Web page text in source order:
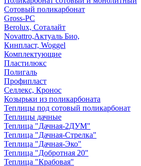
Сотовый поликарбонат
Gross-PC
Berolux, Соталайт
Novattro,Актуаль Био,
Кинпласт, Woggel
Комплектующие
Пластилюкс
Полигаль
Профипласт
Селлекс, Кронос
Козырьки из поликарбоната
Теплицы под сотовый поликарбонат
Теплицы дачные
Теплица "Дачная-2ДУМ"
Теплица "Дачная-Стрелка"
Теплица "Дачная-Эко"
Теплица "Добротная 20"
Теплица "Крабовая"